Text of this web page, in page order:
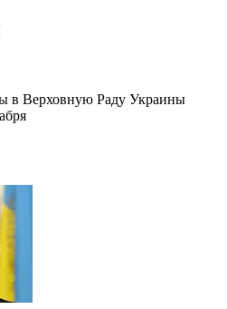
в Верховную Раду Украины